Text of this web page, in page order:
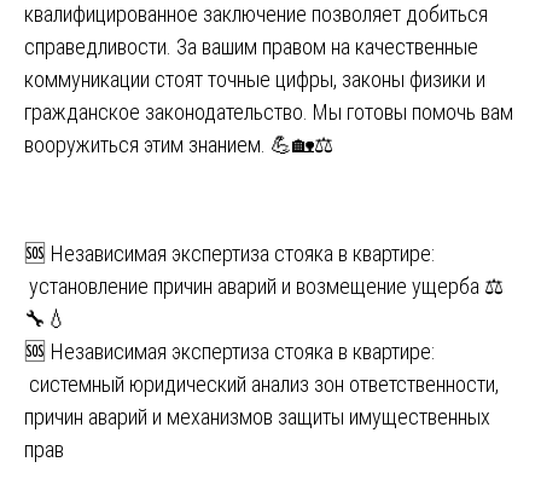
квалифицированное заключение позволяет добиться
справедливости. За вашим правом на качественные
коммуникации стоят точные цифры, законы физики и
гражданское законодательство. Мы готовы помочь вам
вооружиться этим знанием. 💪🏡⚖️
Навигация
по
записям
🆘 Независимая экспертиза стояка в квартире:
установление причин аварий и возмещение ущерба ⚖️
🔧💧
🆘 Независимая экспертиза стояка в квартире:
системный юридический анализ зон ответственности,
причин аварий и механизмов защиты имущественных
прав